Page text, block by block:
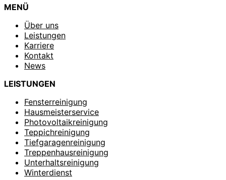
MENÜ
Über uns
Leistungen
Karriere
Kontakt
News
LEISTUNGEN
Fensterreinigung
Hausmeisterservice
Photovoltaikreinigung
Teppichreinigung
Tiefgaragenreinigung
Treppenhausreinigung
Unterhaltsreinigung
Winterdienst